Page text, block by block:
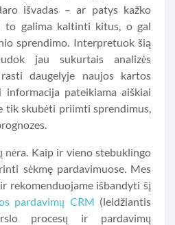
išvadas – ar patys kažko
to galima kaltinti kitus, o gal
sprendimo. Interpretuok šią
jau sukurtais analizės
daugelyje naujos kartos
informacija pateikiama aiškiai
tik skubėti priimti sprendimus,
nėra. Kaip ir vieno stebuklingo
sėkmę pardavimuose. Mes
rekomenduojame išbandyti šį
pardavimų CRM (leidžiantis
procesų ir pardavimų